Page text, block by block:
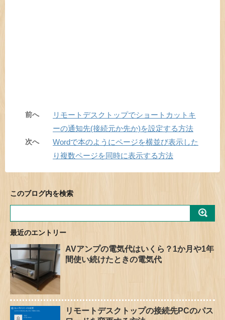
前へ
リモートデスクトップでショートカットキ
ーの通知先(接続元か先か)を設定する方法
次へ
Wordで本のようにページを横並び表示した
り複数ページを同時に表示する方法
このブログ内を検索
最近のエントリー
AVアンプの電気代はいくら？1か月や1年
間使い続けたときの電気代
リモートデスクトップの接続先PCのパス